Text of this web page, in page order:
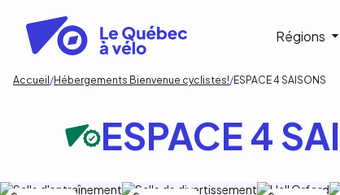
contenu
principal
Régions
Fil
d'Ariane
Accueil Hébergements Bienvenue cyclistes! ESPACE 4 SAISONS
ESPACE 4